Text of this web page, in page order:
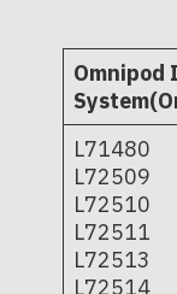
Omnipod
L71480
L72509
L72510
L72511
L72513
L72514